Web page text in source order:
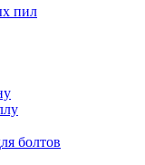
пил
болтов